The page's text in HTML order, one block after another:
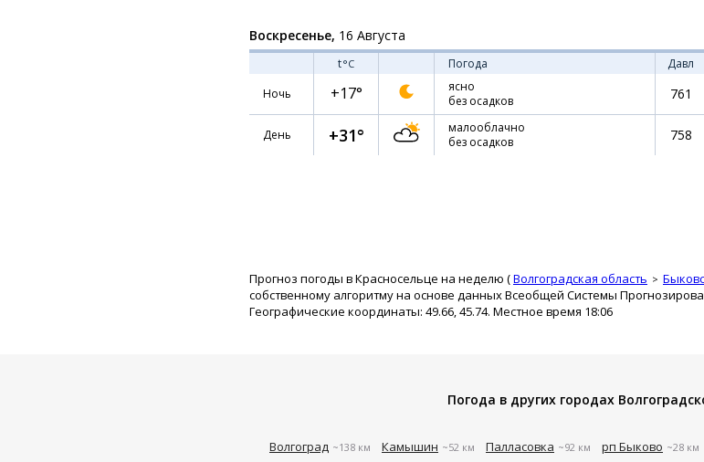
Воскресенье, 16 Августа
t°C Погода Давл
Ночь
+17°
ясно
без осадков
761
День +31°
малооблачно
без осадков
758
Прогноз погоды в Красносельце на неделю (Волгоградская область
собственному алгоритму на основе данных Всеобщей Системы
Географические координаты: 49.66, 45.74. Местное время 18:06
Погода в других городах
Волгоград ~138 км Камышин ~52 км Палласовка ~92 км рп Быково ~28 км